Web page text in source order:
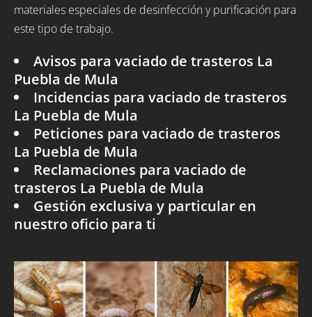
materiales especiales de desinfección y purificación para
este tipo de trabajo.
Avisos para vaciado de trasteros La
Puebla de Mula
Incidencias para vaciado de trasteros
La Puebla de Mula
Peticiones para vaciado de trasteros
La Puebla de Mula
Reclamaciones para vaciado de
trasteros La Puebla de Mula
Gestión exclusiva y particular en
nuestro oficio para ti